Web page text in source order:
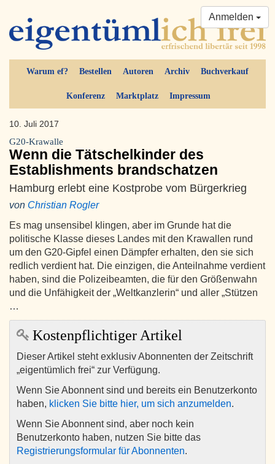
Warum ef? Bestellen Autoren Archiv Buchverkauf
Konferenz Marktplatz Impressum
Anmelden
10. Juli 2017
G20-Krawalle
Wenn die Tätschelkinder des
Establishments brandschatzen
Hamburg erlebt eine Kostprobe vom Bürgerkrieg
von Christian Rogler
Es mag unsensibel klingen, aber im Grunde hat die
politische Klasse dieses Landes mit den Krawallen rund
um den G20-Gipfel einen Dämpfer erhalten, den sie sich
redlich verdient hat. Die einzigen, die Anteilnahme verdient
haben, sind die Polizeibeamten, die für den Größenwahn
und die Unfähigkeit der „Weltkanzlerin“ und aller „Stützen
…
Kostenpflichtiger Artikel
Dieser Artikel steht exklusiv Abonnenten der Zeitschrift
„eigentümlich frei“ zur Verfügung.
Wenn Sie Abonnent sind und bereits ein Benutzerkonto
haben, klicken Sie bitte hier, um sich anzumelden.
Wenn Sie Abonnent sind, aber noch kein
Benutzerkonto haben, nutzen Sie bitte das
Registrierungsformular für Abonnenten.